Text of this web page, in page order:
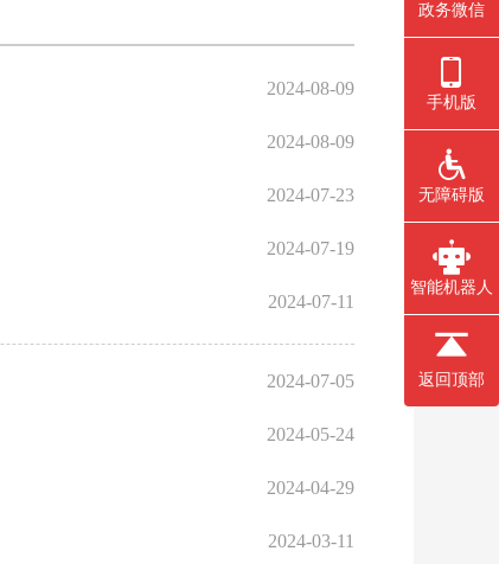
2024-08-09
2024-08-09
2024-07-23
2024-07-19
2024-07-11
2024-07-05
2024-05-24
2024-04-29
2024-03-11
政务微信
手机版
无障碍版
智能机器人
返回顶部